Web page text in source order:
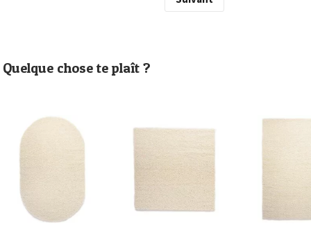
Quelque chose te plaît ?